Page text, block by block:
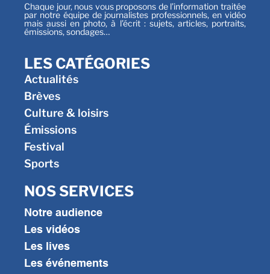
Chaque jour, nous vous proposons de l’information traitée
par notre équipe de journalistes professionnels, en vidéo
mais aussi en photo, à l’écrit : sujets, articles, portraits,
émissions, sondages…
LES CATÉGORIES
Actualités
Brèves
Culture & loisirs
Émissions
Festival
Sports
NOS SERVICES
Notre audience
Les vidéos
Les lives
Les événements